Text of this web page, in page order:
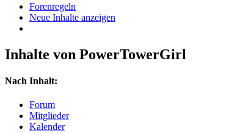
Forenregeln
Neue Inhalte anzeigen
Inhalte von PowerTowerGirl
Nach Inhalt:
Forum
Mitglieder
Kalender